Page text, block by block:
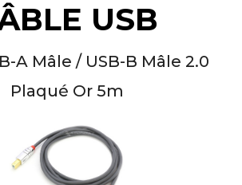
USB
A Mâle / USB-B Mâle 2.0
Plaqué Or 5m